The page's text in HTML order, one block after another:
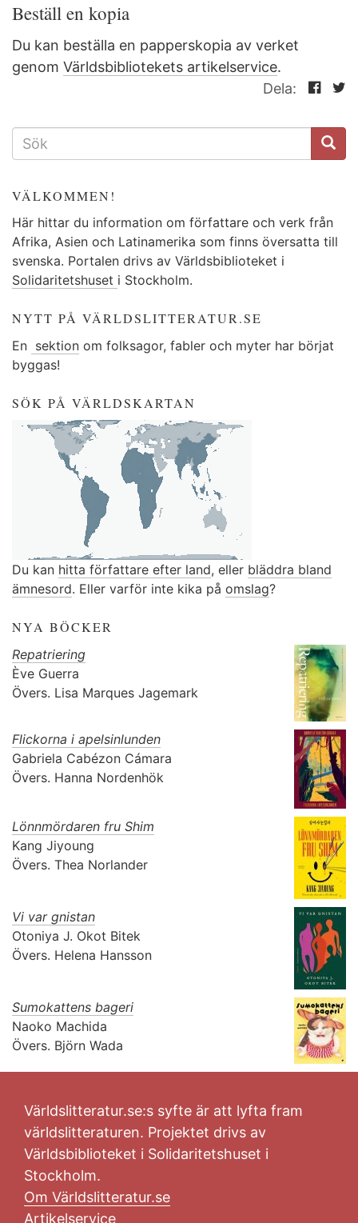
Beställ en kopia
Du kan beställa en papperskopia av verket
genom Världsbibliotekets artikelservice.
Dela:
SÖKFORMULÄR
VÄLKOMMEN!
Här hittar du information om författare och verk från
Afrika, Asien och Latinamerika som finns översatta till
svenska. Portalen drivs av Världsbiblioteket i
Solidaritetshuset i Stockholm.
NYTT PÅ VÄRLDSLITTERATUR.SE
En sektion om folksagor, fabler och myter har börjat
byggas!
SÖK PÅ VÄRLDSKARTAN
Du kan hitta författare efter land, eller bläddra bland
ämnesord. Eller varför inte kika på omslag?
NYA BÖCKER
Repatriering
Ève Guerra
Övers. Lisa Marques Jagemark
Flickorna i apelsinlunden
Gabriela Cabézon Cámara
Övers. Hanna Nordenhök
Lönnmördaren fru Shim
Kang Jiyoung
Övers. Thea Norlander
Vi var gnistan
Otoniya J. Okot Bitek
Övers. Helena Hansson
Sumokattens bageri
Naoko Machida
Övers. Björn Wada
Världslitteratur.se:s syfte är att lyfta fram
världslitteraturen. Projektet drivs av
Världsbiblioteket i Solidaritetshuset i
Stockholm.
Om Världslitteratur.se
Artikelservice